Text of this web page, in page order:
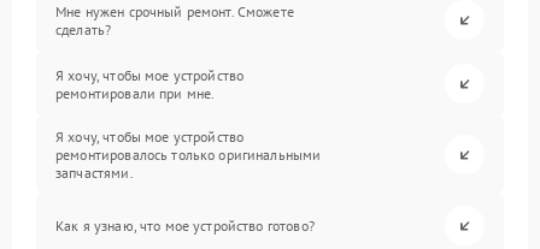
Мне нужен срочный ремонт. Сможете
сделать?
Я хочу, чтобы мое устройство
ремонтировали при мне.
Я хочу, чтобы мое устройство
ремонтировалось только оригинальными
запчастями.
Как я узнаю, что мое устройство готово?